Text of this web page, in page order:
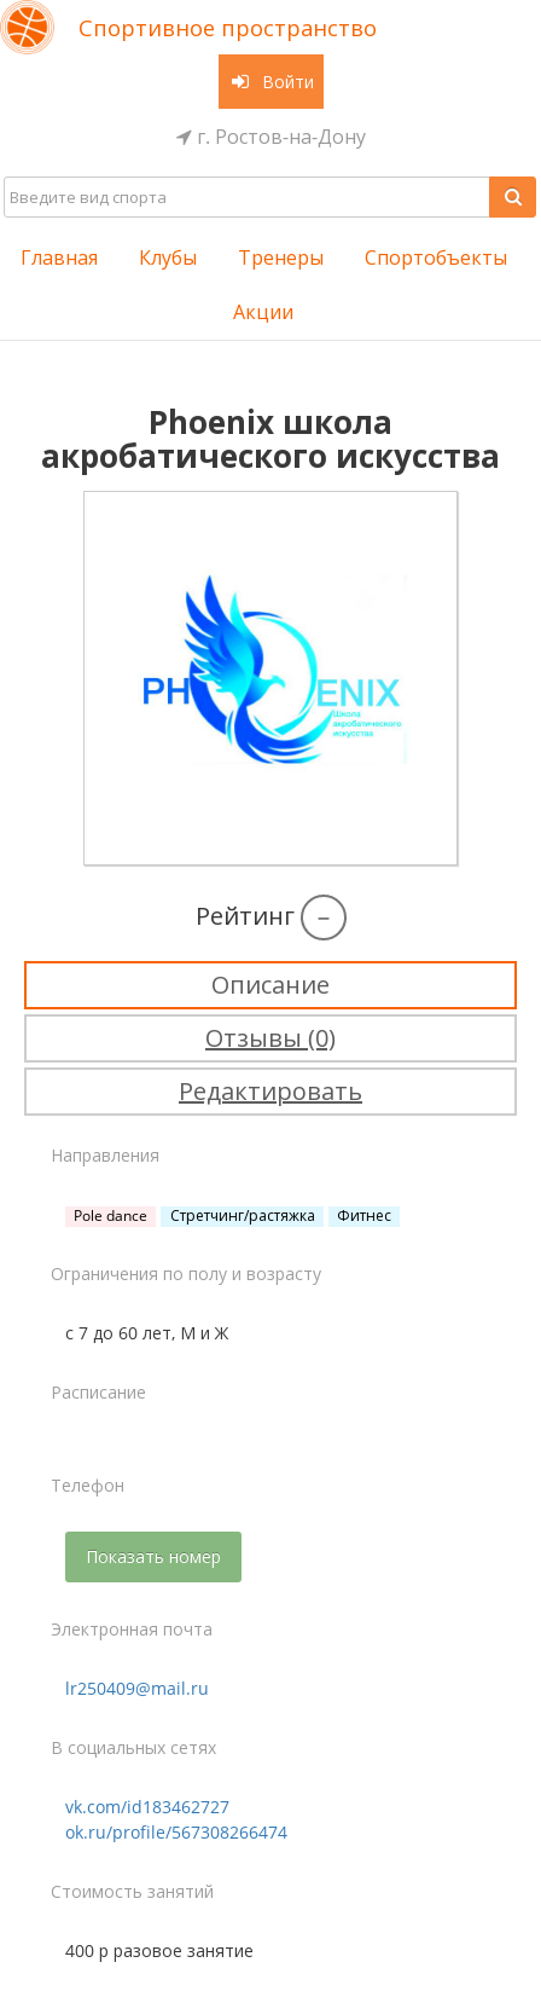
Спортивное пространство
Войти
г. Ростов-на-Дону
Главная Клубы Тренеры Спортобъекты
Акции
Phoenix школа
акробатического искусства
Рейтинг –
Описание
Отзывы (0)
Редактировать
Направления
Pole dance Стретчинг/растяжка Фитнес
Ограничения по полу и возрасту
с 7 до 60 лет, М и Ж
Расписание
Телефон
Показать номер
Электронная почта
lr250409@mail.ru
В социальных сетях
vk.com/id183462727
ok.ru/profile/567308266474
Стоимость занятий
400 р разовое занятие